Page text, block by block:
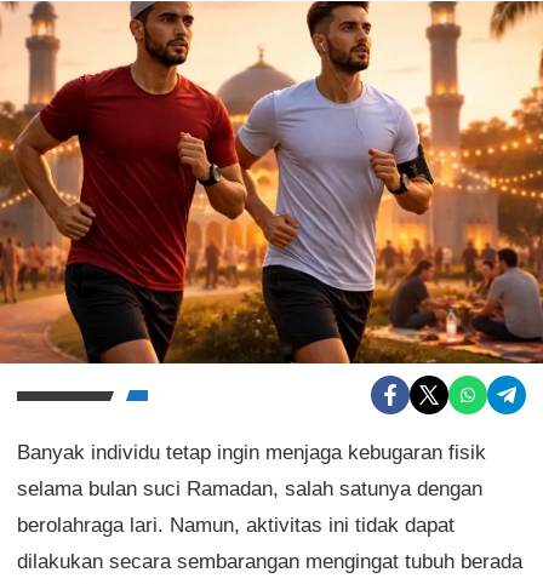
Banyak individu tetap ingin menjaga kebugaran fisik
selama bulan suci Ramadan, salah satunya dengan
berolahraga lari. Namun, aktivitas ini tidak dapat
dilakukan secara sembarangan mengingat tubuh berada